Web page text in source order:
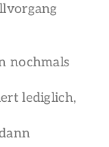
nochmals
lediglich,